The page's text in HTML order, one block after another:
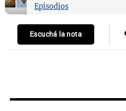
Episodios
Escuchá la nota